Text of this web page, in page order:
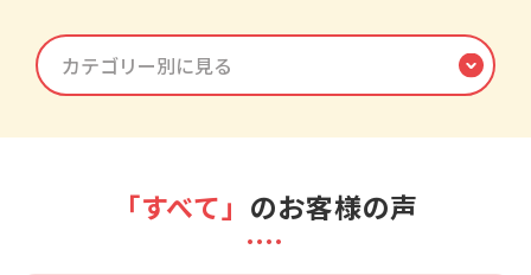
「すべて」 のお客様の声